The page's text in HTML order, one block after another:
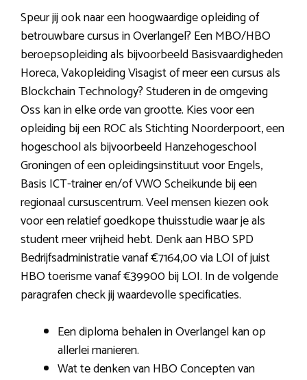
Speur jij ook naar een hoogwaardige opleiding of
betrouwbare cursus in Overlangel? Een MBO/HBO
beroepsopleiding als bijvoorbeeld Basisvaardigheden
Horeca, Vakopleiding Visagist of meer een cursus als
Blockchain Technology? Studeren in de omgeving
Oss kan in elke orde van grootte. Kies voor een
opleiding bij een ROC als Stichting Noorderpoort, een
hogeschool als bijvoorbeeld Hanzehogeschool
Groningen of een opleidingsinstituut voor Engels,
Basis ICT-trainer en/of VWO Scheikunde bij een
regionaal cursuscentrum. Veel mensen kiezen ook
voor een relatief goedkope thuisstudie waar je als
student meer vrijheid hebt. Denk aan HBO SPD
Bedrijfsadministratie vanaf €7164,00 via LOI of juist
HBO toerisme vanaf €39900 bij LOI. In de volgende
paragrafen check jij waardevolle specificaties.
Een diploma behalen in Overlangel kan op
allerlei manieren.
Wat te denken van HBO Concepten van